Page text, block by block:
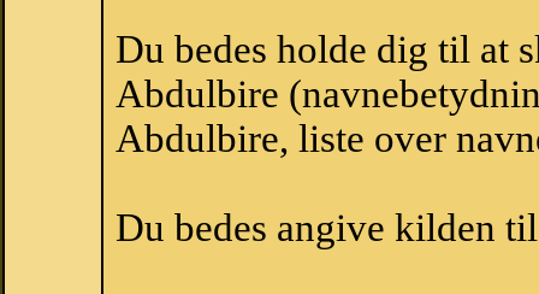
Du bedes holde dig til at
Abdulbire
Abdulbire, liste over
Du bedes angive kilden